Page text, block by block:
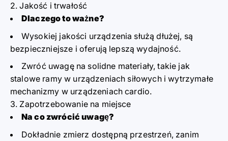
2. Jakość i trwałość
Dlaczego to ważne?
Wysokiej jakości urządzenia służą dłużej, są
bezpieczniejsze i oferują lepszą wydajność.
Zwróć uwagę na solidne materiały, takie jak
stalowe ramy w urządzeniach siłowych i wytrzymałe
mechanizmy w urządzeniach cardio.
3. Zapotrzebowanie na miejsce
Na co zwrócić uwagę?
Dokładnie zmierz dostępną przestrzeń, zanim